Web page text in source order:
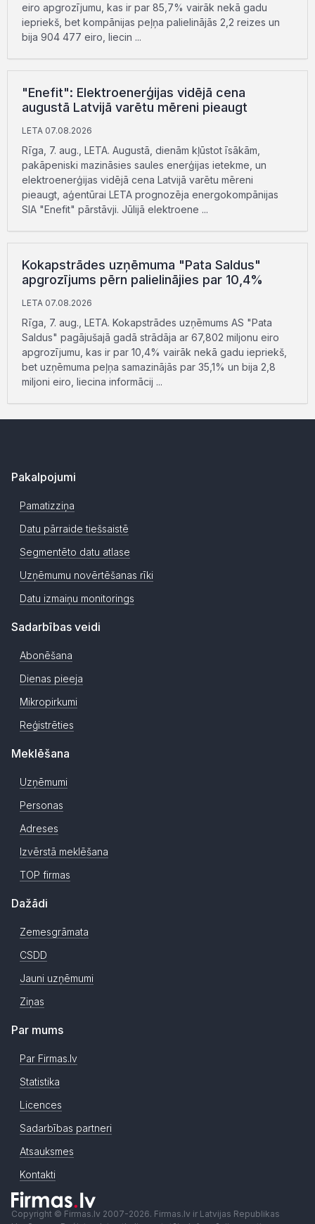
eiro apgrozījumu, kas ir par 85,7% vairāk nekā gadu
iepriekš, bet kompānijas peļņa palielinājās 2,2 reizes un
bija 904 477 eiro, liecin ...
"Enefit": Elektroenerģijas vidējā cena
augustā Latvijā varētu mēreni pieaugt
LETA 07.08.2026
Rīga, 7. aug., LETA. Augustā, dienām kļūstot īsākām,
pakāpeniski mazināsies saules enerģijas ietekme, un
elektroenerģijas vidējā cena Latvijā varētu mēreni
pieaugt, aģentūrai LETA prognozēja energokompānijas
SIA "Enefit" pārstāvji. Jūlijā elektroene ...
Kokapstrādes uzņēmuma "Pata Saldus"
apgrozījums pērn palielinājies par 10,4%
LETA 07.08.2026
Rīga, 7. aug., LETA. Kokapstrādes uzņēmums AS "Pata
Saldus" pagājušajā gadā strādāja ar 67,802 miljonu eiro
apgrozījumu, kas ir par 10,4% vairāk nekā gadu iepriekš,
bet uzņēmuma peļņa samazinājās par 35,1% un bija 2,8
miljoni eiro, liecina informācij ...
Pakalpojumi
Pamatizziņa
Datu pārraide tiešsaistē
Segmentēto datu atlase
Uzņēmumu novērtēšanas rīki
Datu izmaiņu monitorings
Sadarbības veidi
Abonēšana
Dienas pieeja
Mikropirkumi
Reģistrēties
Meklēšana
Uzņēmumi
Personas
Adreses
Izvērstā meklēšana
TOP firmas
Dažādi
Zemesgrāmata
CSDD
Jauni uzņēmumi
Ziņas
Par mums
Par Firmas.lv
Statistika
Licences
Sadarbības partneri
Atsauksmes
Kontakti
Copyright © Firmas.lv 2007-2026. Firmas.lv ir Latvijas Republikas